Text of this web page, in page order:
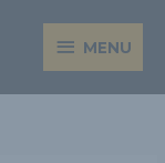
MENU
MENU